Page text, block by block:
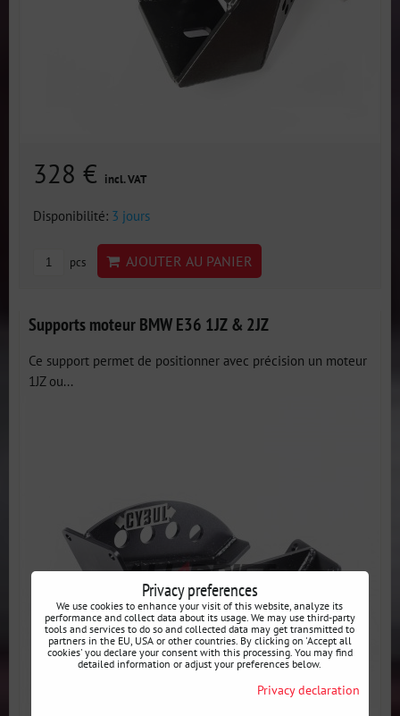
328 € incl. VAT
Disponibilité: 3 jours
pcs AJOUTER AU PANIER
Supports moteur BMW E36 1JZ & 2JZ
Ce support permet de positionner avec précision un moteur
1JZ ou...
Privacy preferences
We use cookies to enhance your visit of this website, analyze its
performance and collect data about its usage. We may use third-party
tools and services to do so and collected data may get transmitted to
partners in the EU, USA or other countries. By clicking on 'Accept all
cookies' you declare your consent with this processing. You may find
detailed information or adjust your preferences below.
Privacy declaration